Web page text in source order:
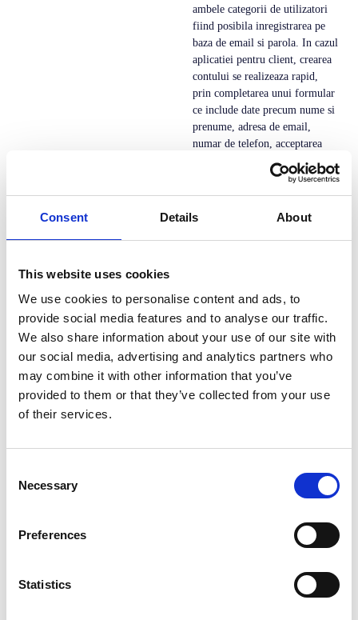
Consent Details About
This website uses cookies
We use cookies to personalise content and ads, to
provide social media features and to analyse our traffic.
We also share information about your use of our site with
our social media, advertising and analytics partners who
may combine it with other information that you’ve
provided to them or that they’ve collected from your use
of their services.
Selection
Necessary
Preferences
Statistics
ambele categorii de utilizatori
fiind posibila inregistrarea pe
baza de email si parola. In cazul
aplicatiei pentru client, crearea
contului se realizeaza rapid,
prin completarea unui formular
ce include date precum nume si
prenume, adresa de email,
numar de telefon, acceptarea
termenilor si conditiilor GDPR.
Dev Taxi este solutia all-in-one pentru serviciile de
transport la cerere. Cu o platforma integrata care ofera
aplicatii mobile de inalta calitate pentru clienti si soferi,
office@xfactorapp.com